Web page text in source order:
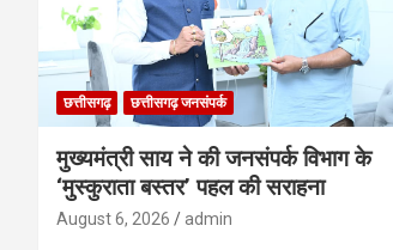
छत्तीसगढ़ छत्तीसगढ़ जनसंपर्क
मुख्यमंत्री साय ने की जनसंपर्क विभाग के
‘मुस्कुराता बस्तर’ पहल की सराहना
August 6, 2026 admin